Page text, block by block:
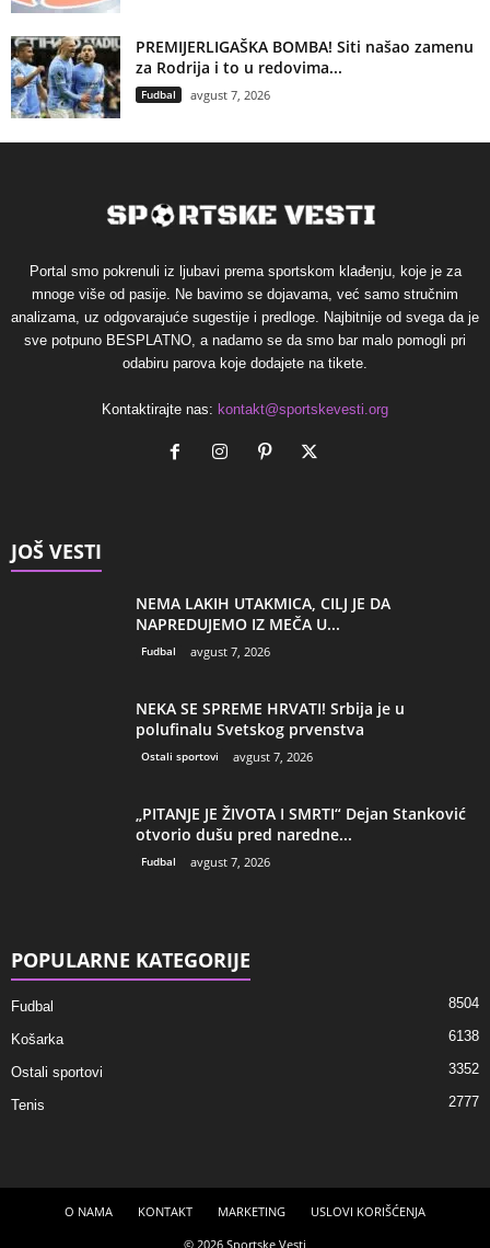
PREMIJERLIGAŠKA BOMBA! Siti našao zamenu
za Rodrija i to u redovima...
Fudbal avgust 7, 2026
Portal smo pokrenuli iz ljubavi prema sportskom klađenju, koje je za
mnoge više od pasije. Ne bavimo se dojavama, već samo stručnim
analizama, uz odgovarajuće sugestije i predloge. Najbitnije od svega da je
sve potpuno BESPLATNO, a nadamo se da smo bar malo pomogli pri
odabiru parova koje dodajete na tikete.
Kontaktirajte nas: kontakt@sportskevesti.org
JOŠ VESTI
NEMA LAKIH UTAKMICA, CILJ JE DA
NAPREDUJEMO IZ MEČA U...
Fudbal avgust 7, 2026
NEKA SE SPREME HRVATI! Srbija je u
polufinalu Svetskog prvenstva
Ostali sportovi avgust 7, 2026
„PITANJE JE ŽIVOTA I SMRTI“ Dejan Stanković
otvorio dušu pred naredne...
Fudbal avgust 7, 2026
POPULARNE KATEGORIJE
Fudbal 8504
Košarka 6138
Ostali sportovi 3352
Tenis 2777
O NAMA KONTAKT MARKETING
USLOVI KORIŠĆENJA
© 2026 Sportske Vesti